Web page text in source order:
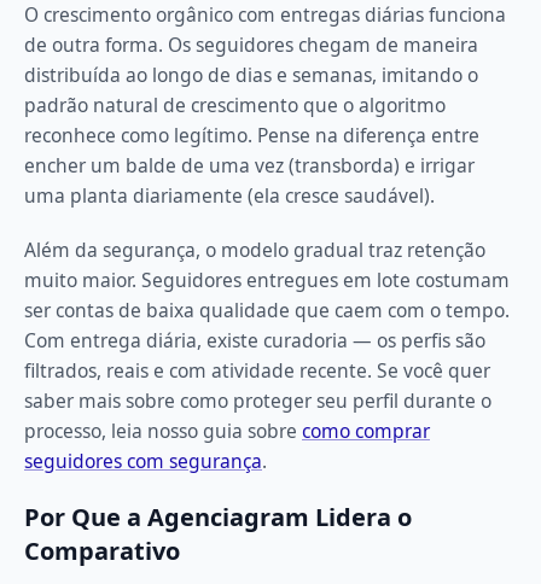
O crescimento orgânico com entregas diárias funciona
de outra forma. Os seguidores chegam de maneira
distribuída ao longo de dias e semanas, imitando o
padrão natural de crescimento que o algoritmo
reconhece como legítimo. Pense na diferença entre
encher um balde de uma vez (transborda) e irrigar
uma planta diariamente (ela cresce saudável).
Além da segurança, o modelo gradual traz retenção
muito maior. Seguidores entregues em lote costumam
ser contas de baixa qualidade que caem com o tempo.
Com entrega diária, existe curadoria — os perfis são
filtrados, reais e com atividade recente. Se você quer
saber mais sobre como proteger seu perfil durante o
processo, leia nosso guia sobre como comprar
seguidores com segurança.
Por Que a Agenciagram Lidera o
Comparativo